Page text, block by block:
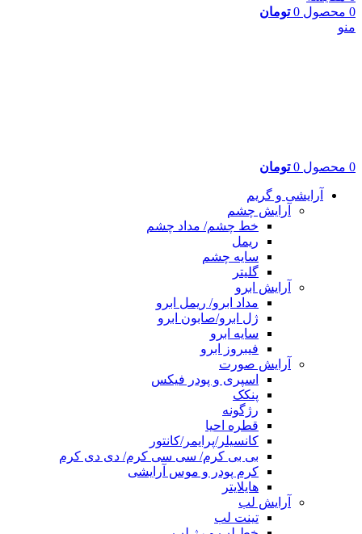
0 محصول 0 تومان
منو
0 محصول 0 تومان
آرایشی و گریم
آرایش چشم
خط چشم/ مداد چشم
ریمل
سایه چشم
گلیتر
آرایش ابرو
مداد ابرو/ ریمل ابرو
ژل ابرو/صابون ابرو
سایه ابرو
فیبروز ابرو
آرایش صورت
اسپری و پودر فیکس
پنکک
رژگونه
قطره احیا
کانسیلر/پرایمر/کانتور
بی بی کرم/ سی سی کرم/ دی دی کرم
کرم پودر و موس آرایشی
هایلایتر
آرایش لب
تینت لب